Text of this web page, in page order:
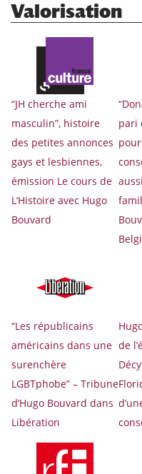
Valorisation
“JH cherche ami
masculin”, histoire
des petites annonces
gays et lesbiennes,
émission Le cours de
L’Histoire avec Hugo
Bouvard
pari
“Les républicains
américains dans une
surenchère
LGBTphobe” – Tribune
d’Hugo Bouvard dans
Libération
de